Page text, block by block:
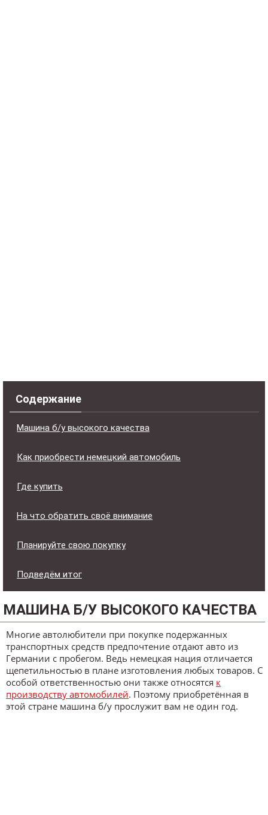
Содержание
Машина б/у высокого качества
Как приобрести немецкий автомобиль
Где купить
На что обратить своё внимание
Планируйте свою покупку
Подведём итог
МАШИНА Б/У ВЫСОКОГО КАЧЕСТВА
Многие автолюбители при покупке подержанных
транспортных средств предпочтение отдают авто из
Германии с пробегом. Ведь немецкая нация отличается
щепетильностью в плане изготовления любых товаров. С
особой ответственностью они также относятся к
производству автомобилей. Поэтому приобретённая в
этой стране машина б/у прослужит вам не один год.